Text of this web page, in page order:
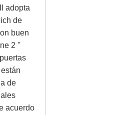
adopta
de
buen
2 ''
de
acuerdo